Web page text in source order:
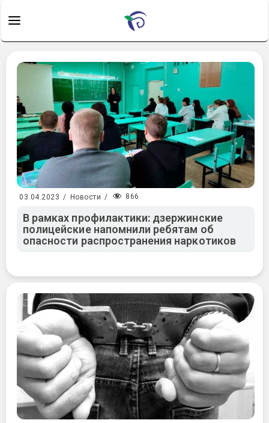
03.04.2023 / Новости / 866
В рамках профилактики: дзержинские
полицейские напомнили ребятам об
опасности распространения наркотиков